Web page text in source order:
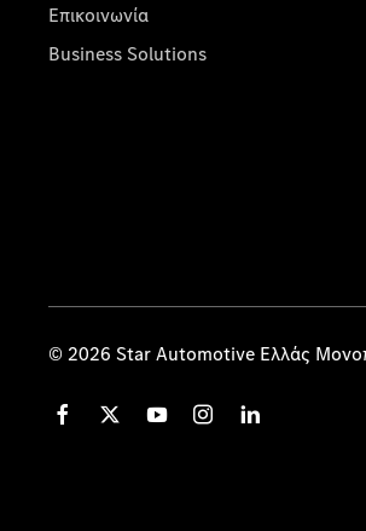
Επικοινωνία
Business Solutions
© 2026 Star Automotive Ελλάς